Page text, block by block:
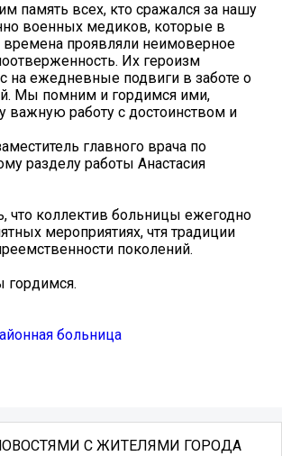
память всех, кто сражался за нашу
военных медиков, которые в
проявляли неимоверное
Их героизм
на ежедневные подвиги в заботе о
Мы помним и гордимся ими,
важную работу с достоинством и
главного врача по
разделу работы Анастасия
что коллектив больницы ежегодно
мероприятиях, чтя традиции
поколений.
больница
С ЖИТЕЛЯМИ ГОРОДА